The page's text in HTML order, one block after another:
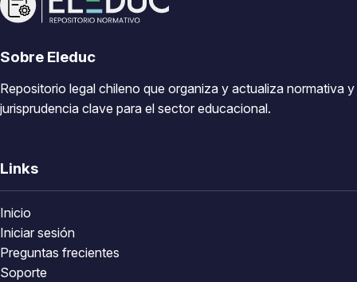
Sobre Eleduc
Repositorio legal chileno que organiza y actualiza normativa y
jurisprudencia clave para el sector educacional.
Links
Inicio
Iniciar sesión
Preguntas frecientes
Soporte